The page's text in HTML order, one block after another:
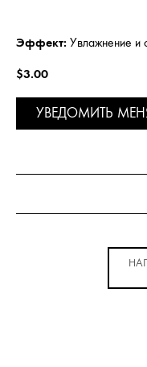
Эффект: Увлажнение и
$3.00
УВЕДОМИТЬ